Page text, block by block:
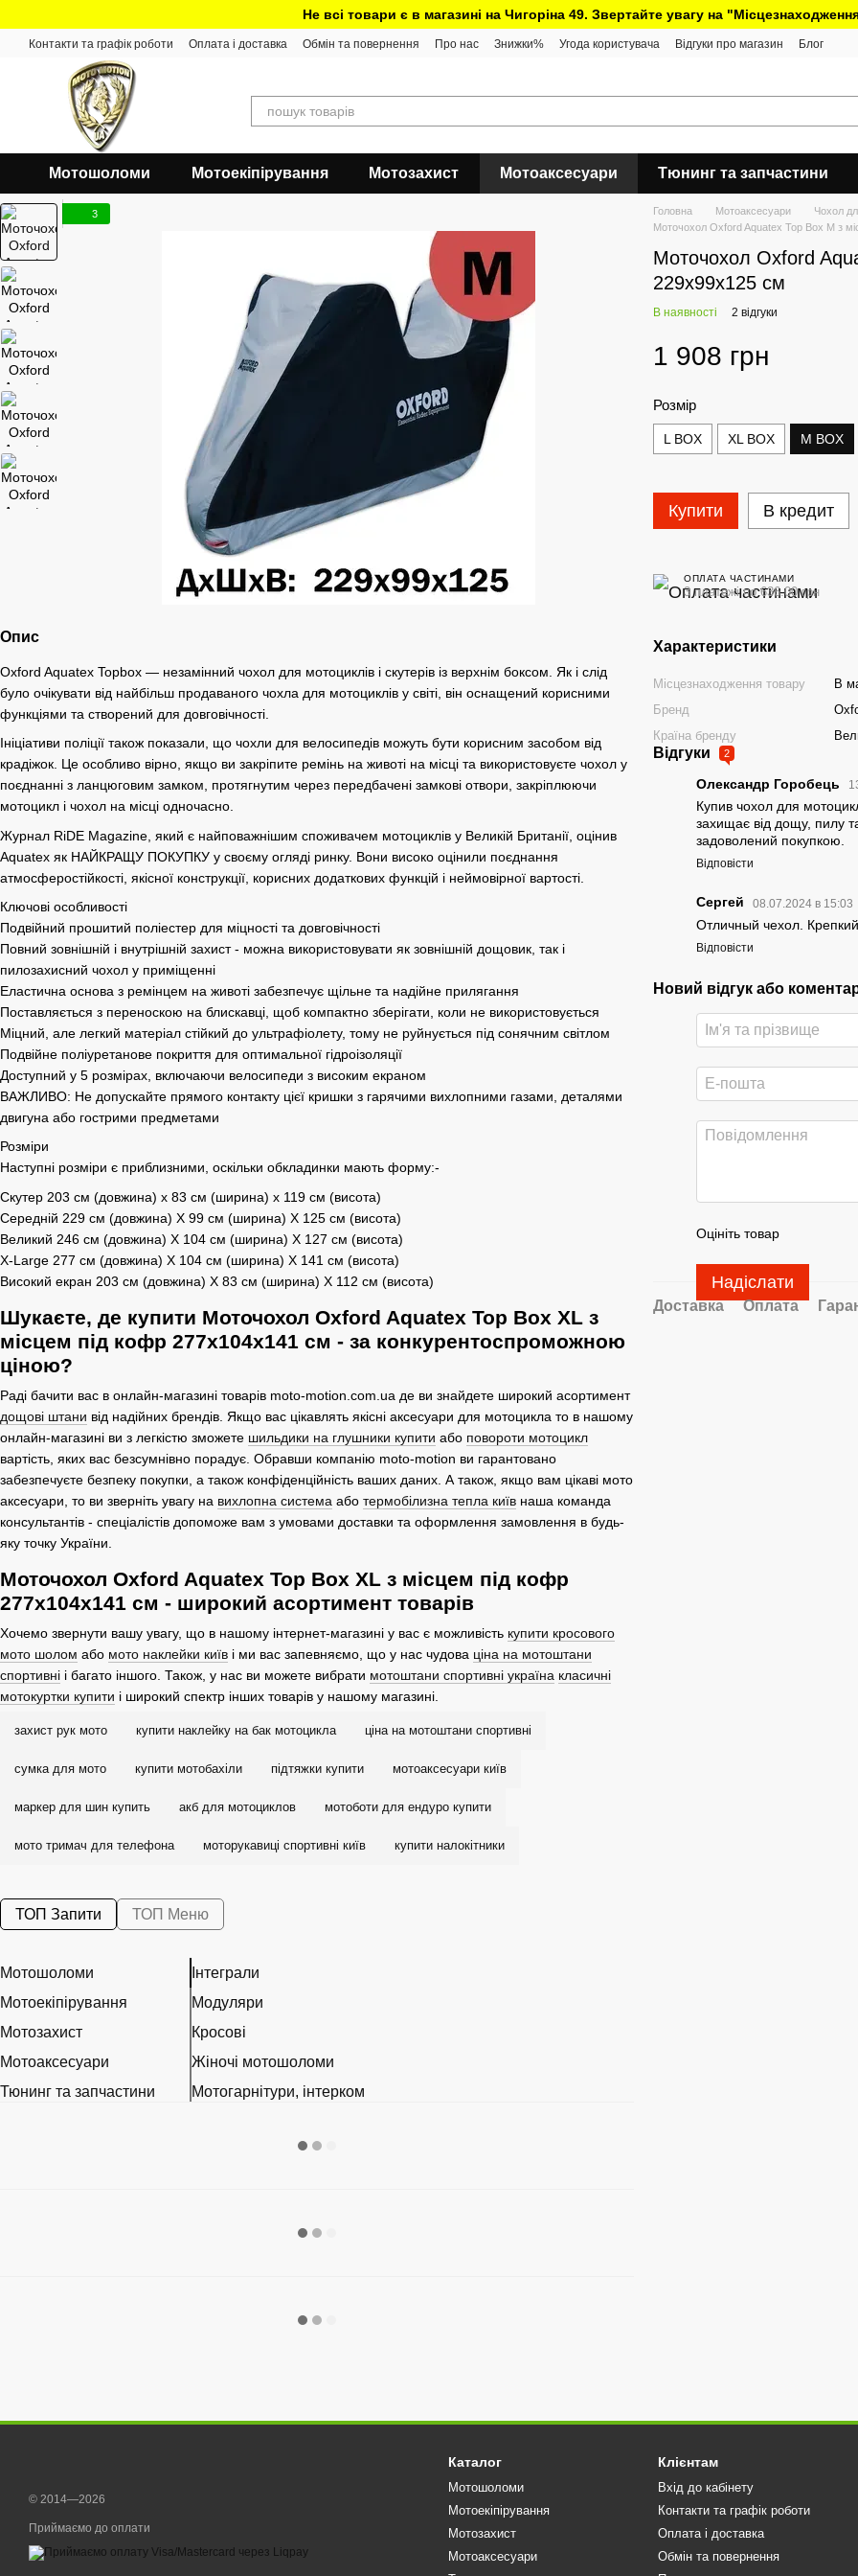
Не всі товари є в магазині на Чигоріна 49. Звертайте увагу на
Контакти та графік роботи Оплата і доставка Обмін та повернення Про нас Знижки% Угода користувача Відгуки про магазин Блог
Мотошоломи Мотоекіпірування Мотозахист Мотоаксесуари Тюнинг та запчастини
3
Опис
Oxford Aquatex Topbox — незамінний чохол для мотоциклів і скутерів із верхнім боксом. Як і слід
було очікувати від найбільш продаваного чохла для мотоциклів у світі, він оснащений корисними
функціями та створений для довговічності.
Ініціативи поліції також показали, що чохли для велосипедів можуть бути корисним засобом від
крадіжок. Це особливо вірно, якщо ви закріпите ремінь на животі на місці та використовуєте чохол у
поєднанні з ланцюговим замком, протягнутим через передбачені замкові отвори, закріплюючи
мотоцикл і чохол на місці одночасно.
Журнал RiDE Magazine, який є найповажнішим споживачем мотоциклів у Великій Британії, оцінив
Aquatex як НАЙКРАЩУ ПОКУПКУ у своєму огляді ринку. Вони високо оцінили поєднання
атмосферостійкості, якісної конструкції, корисних додаткових функцій і неймовірної вартості.
Ключові особливості
Подвійний прошитий поліестер для міцності та довговічності
Повний зовнішній і внутрішній захист - можна використовувати як зовнішній дощовик, так і
пилозахисний чохол у приміщенні
Еластична основа з ремінцем на животі забезпечує щільне та надійне прилягання
Поставляється з переноскою на блискавці, щоб компактно зберігати, коли не використовується
Міцний, але легкий матеріал стійкий до ультрафіолету, тому не руйнується під сонячним світлом
Подвійне поліуретанове покриття для оптимальної гідроізоляції
Доступний у 5 розмірах, включаючи велосипеди з високим екраном
ВАЖЛИВО: Не допускайте прямого контакту цієї кришки з гарячими вихлопними газами, деталями
двигуна або гострими предметами
Розміри
Наступні розміри є приблизними, оскільки обкладинки мають форму:-
Скутер 203 см (довжина) х 83 см (ширина) х 119 см (висота)
Середній 229 см (довжина) X 99 см (ширина) X 125 см (висота)
Великий 246 см (довжина) X 104 см (ширина) X 127 см (висота)
X-Large 277 см (довжина) X 104 см (ширина) X 141 см (висота)
Високий екран 203 см (довжина) X 83 см (ширина) X 112 см (висота)
Шукаєте, де купити Моточохол Oxford Aquatex Top Box XL з
місцем під кофр 277х104х141 см - за конкурентоспроможною
ціною?
Раді бачити вас в онлайн-магазині товарів moto-motion.com.ua де ви знайдете широкий асортимент
дощові штани від надійних брендів. Якщо вас цікавлять якісні аксесуари для мотоцикла то в нашому
онлайн-магазині ви з легкістю зможете шильдики на глушники купити або повороти мотоцикл
вартість, яких вас безсумнівно порадує. Обравши компанію moto-motion ви гарантовано
забезпечуєте безпеку покупки, а також конфіденційність ваших даних. А також, якщо вам цікаві мото
аксесуари, то ви зверніть увагу на вихлопна система або термобілизна тепла київ наша команда
консультантів - спеціалістів допоможе вам з умовами доставки та оформлення замовлення в будь-
яку точку України.
Моточохол Oxford Aquatex Top Box XL з місцем під кофр
277х104х141 см - широкий асортимент товарів
Хочемо звернути вашу увагу, що в нашому інтернет-магазині у вас є можливість купити кросового
мото шолом або мото наклейки київ і ми вас запевняємо, що у нас чудова ціна на мотоштани
спортивні і багато іншого. Також, у нас ви можете вибрати мотоштани спортивні україна класичні
мотокуртки купити і широкий спектр інших товарів у нашому магазині.
захист рук мото купити наклейку на бак мотоцикла ціна на мотоштани спортивні
сумка для мото купити мотобахіли підтяжки купити мотоаксесуари київ
маркер для шин купить акб для мотоциклов мотоботи для ендуро купити
мото тримач для телефона моторукавиці спортивні київ купити налокітники
ТОП Запити ТОП Меню
Мотошоломи
Мотоекіпірування
Мотозахист
Мотоаксесуари
Тюнинг та запчастини
Інтеграли
Модуляри
Кросові
Жіночі мотошоломи
Мотогарнітури, інтерком
Головна Мотоаксесуари
Чохол
Моточохол Oxford Aquatex Top Box M з
Моточохол Oxford
229х99х125 см
В наявності 2 відгуки
1 908 грн
Розмір
L BOX XL BOX M BOX
Купити В кредит
ОПЛАТА ЧАСТИНАМИ
3 платежі по 636.00 грн
Характеристики
Місцезнаходження товару
В
Бренд
Країна бренду
Відгуки 2
Олександр Горобець
Купив чохол для
захищає від дощу, пилу
задоволений покупкою.
Відповісти
Сергей 08.07.2024 в 15:03
Отличный чехол.
Відповісти
Новий відгук або
Оцініть товар
Надіслати
Доставка Оплата
© 2014—2026
Приймаємо до оплати
Каталог
Мотошоломи
Мотоекіпірування
Мотозахист
Мотоаксесуари
Клієнтам
Вхід до кабінету
Контакти та графік роботи
Оплата і доставка
Обмін та повернення